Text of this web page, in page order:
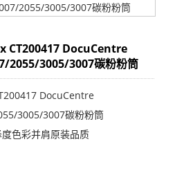
CT200417 DocuCentre
2055/3005/3007碳粉粉筒
DocuCentre
3005/3007碳粉粉筒
色彩并肩原装品质